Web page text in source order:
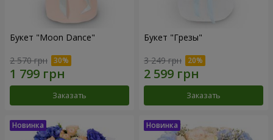
Букет "Moon Dance"
2 570 грн
Заказать
Букет "Грезы"
3 249 грн
Заказать